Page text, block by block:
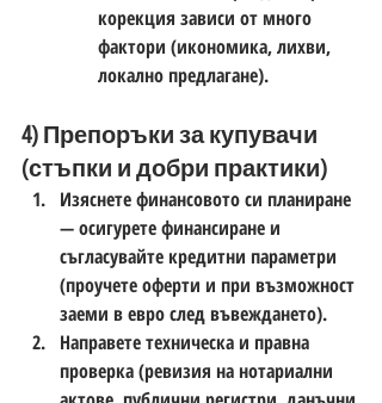
корекция зависи от много
фактори (икономика, лихви,
локално предлагане).
4) Препоръки за купувачи
(стъпки и добри практики)
Изяснете финансовото си планиране
— осигурете финансиране и
съгласувайте кредитни параметри
(проучете оферти и при възможност
заеми в евро след въвеждането).
Направете техническа и правна
проверка (ревизия на нотариални